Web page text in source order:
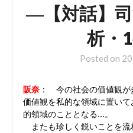
―【対話】
析・
Posted on
阪奈： 今の社会の価値観が
価値観を私的な領域に置い
的領域のこととなる…。
またも珍しく鋭いことを流